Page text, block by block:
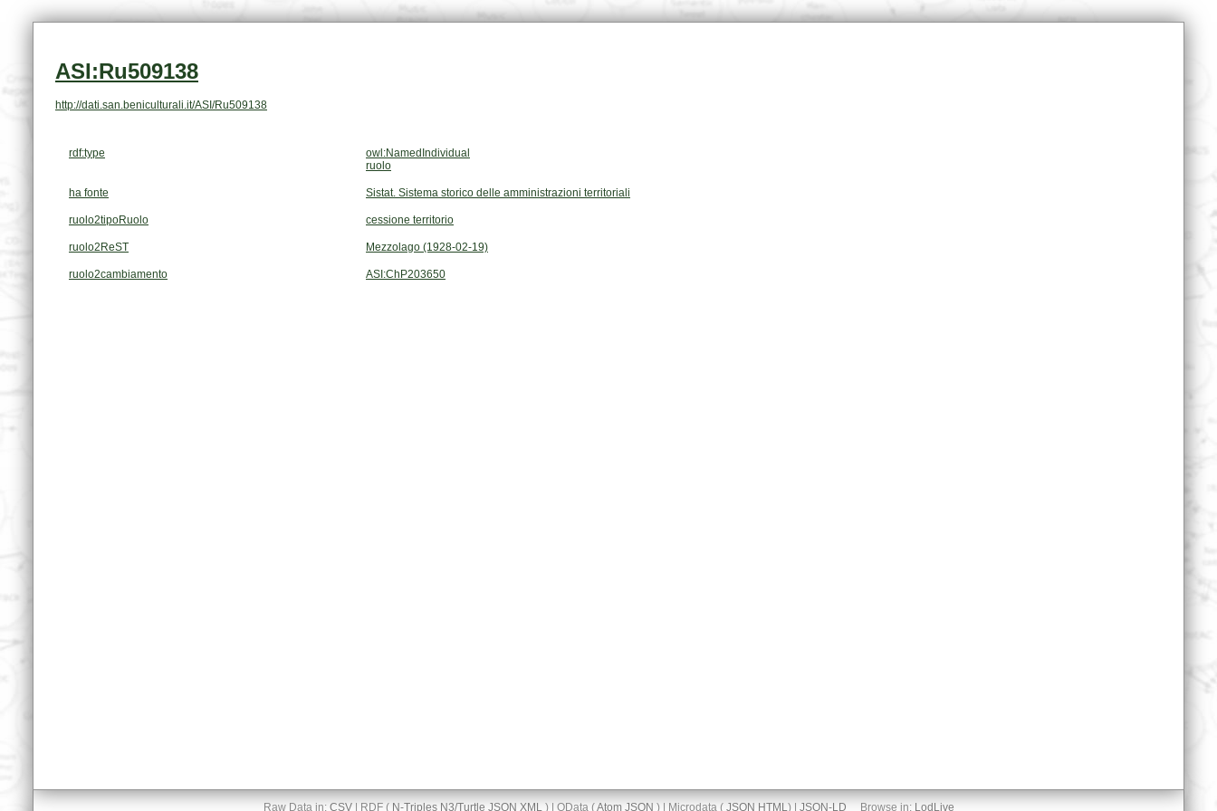
ASI:Ru509138
http://dati.san.beniculturali.it/ASI/Ru509138
rdf:type
owl:NamedIndividual
ruolo
ha fonte Sistat. Sistema storico delle amministrazioni territoriali
ruolo2tipoRuolo cessione territorio
ruolo2ReST Mezzolago (1928-02-19)
ruolo2cambiamento ASI:ChP203650
Raw Data in: CSV| RDF ( N-Triples N3/Turtle JSON XML) | OData (Atom JSON ) | Microdata ( JSON HTML) | JSON-LD Browse in: LodLive